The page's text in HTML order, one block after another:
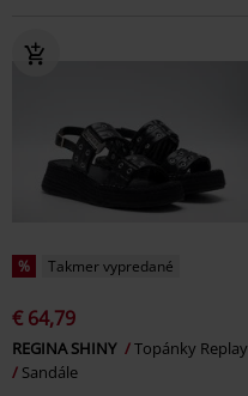
% Takmer vypredané
€ 64,79
REGINA SHINY
Topánky Replay
Sandále